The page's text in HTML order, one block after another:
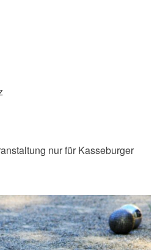
nur für Kasseburger